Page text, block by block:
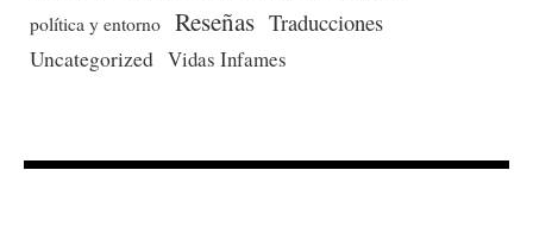
política y entorno Reseñas Traducciones
Uncategorized Vidas Infames